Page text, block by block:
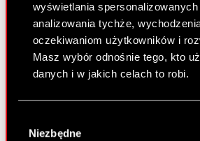
wyświetlania
analizowania tychże,
oczekiwaniom użytkowników i
Masz wybór odnośnie tego, kto
danych i w jakich celach to robi.
zgody
Niezbędne
Zgromadzeniu
Raport bieżący nr 39/
28 czerwca 2011
Uchwały podjęte przez
Zgromadzenie